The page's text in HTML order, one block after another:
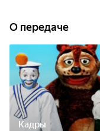
О передаче
Кадры